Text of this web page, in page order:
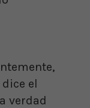
dice el
verdad